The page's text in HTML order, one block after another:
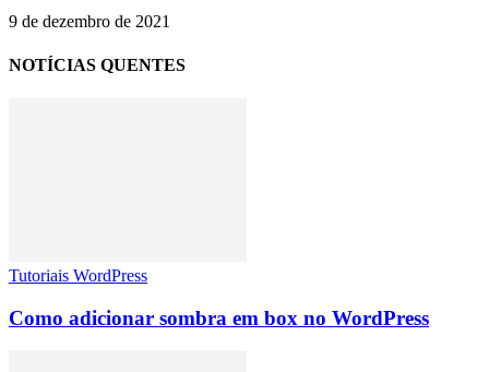
9 de dezembro de 2021
NOTÍCIAS QUENTES
Tutoriais WordPress
Como adicionar sombra em box no WordPress